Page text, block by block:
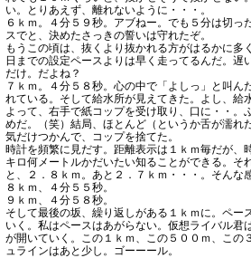
い。とりあえず、離れないように・・・。
６ｋｍ。４分５９秒。アブねー。でも５分は切っ
スでと、決めたさっきの誓いは守れたぞ。
もうこの頃は、抜くより抜かれる方がはるかに多
日までの設定ペースよりは早く走ってるんだ。遅
だけ。だよね？
７ｋｍ。４分５８秒。心の中で「よしっ」と叫ん
れている。そして給水所が見えてきた。よし、給
よって、右手で紙コップを受け取り、口に・・。
めだ。（笑）結局、ほとんど（というか舌が濡れ
気だけつかんで、コップを捨てた。
時計を頻繁に見だす。距離表示は１ｋｍ毎だが、
キロ何メートルかだいたい知ることができる。そ
と、２．８ｋｍ。あと２．７ｋｍ・・・。そんな
８ｋｍ、４分５５秒。
９ｋｍ、４分５８秒。
そして最後の坂、繰り返しがある１ｋｍに。ペー
いく。私はペースはあがらない。仮想ライバル君
が開いていく。この１ｋｍ、この５００ｍ、この
ュラインはあと少し。ゴーーール。